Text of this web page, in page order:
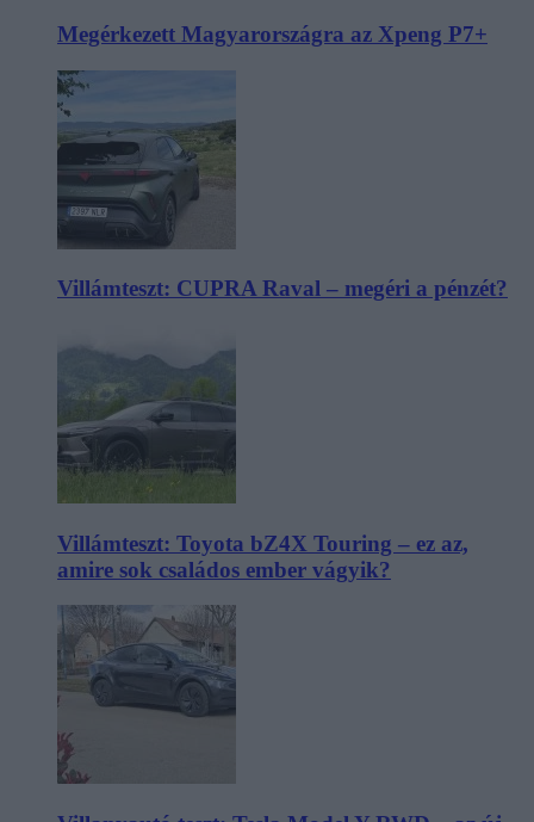
Megérkezett Magyarországra az Xpeng P7+
Villámteszt: CUPRA Raval – megéri a pénzét?
Villámteszt: Toyota bZ4X Touring – ez az,
amire sok családos ember vágyik?